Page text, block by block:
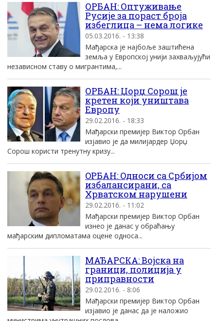
ОРБАН: Оптуживање
Русије за пораст броја
избеглица – нема логике
05.03.2016. - 13:38
Мађарска је најбоље заштићена
земља у Европској унији захваљујући
независном ставу о мигрантима,...
ОРБАН: Џорџ Сорош је
кретен који уништава
Европу
29.02.2016. - 18:33
Мађарски премијер Виктор Орбан
изјавио је да милијардер Џорџ
Сорош користи тренутну кризу...
OРБАН: Oдноси са Србиjом
избалансирани, са
Хрватском нарушени
29.02.2016. - 11:02
Mађарски премиjер Виктор Oрбан
изнео jе данас у обраћању
мађарским дипломатама оцене односа...
МАЂАРСКА: Војска на
граници, полиција у
приправности
29.02.2016. - 8:06
Мађарски премијер Виктор Орбан
изјавио је данас да је наложио